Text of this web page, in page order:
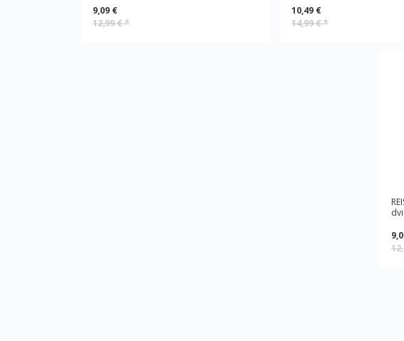
9,09 €
12,99 €*
10,49 €
14,99 €*